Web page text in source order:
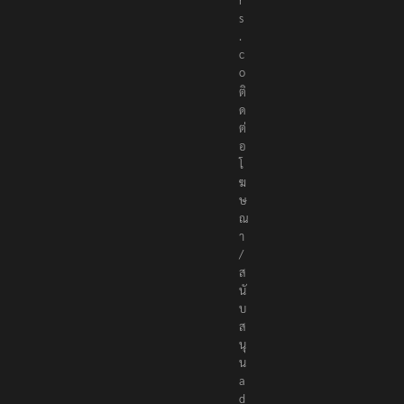
s
.
c
o
ติ
ด
ต่
อ
โ
ฆ
ษ
ณ
า
/
ส
นั
บ
ส
นุ
น
a
d